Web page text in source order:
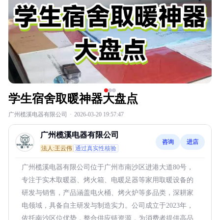
学生宿舍取暖神器大盘点
广州榄溪电器有限公司 · 2026-03-20 19:57:47
广州榄溪电器有限公司
法人:王云伟 通过真实性核验
咨询 进店
广州榄溪电器有限公司位于广州市南沙区进港大道80号，
专注于实木取暖器、烤火箱、电暖足器等家用取暖设备的
研发与销售，产品涵盖电火桶、烤火炉等多品类，深耕家
电领域，具备自主研发与制造实力。公司成立于2023年，
依托南沙区位优势，整合供应链资源，为消费者提供高品